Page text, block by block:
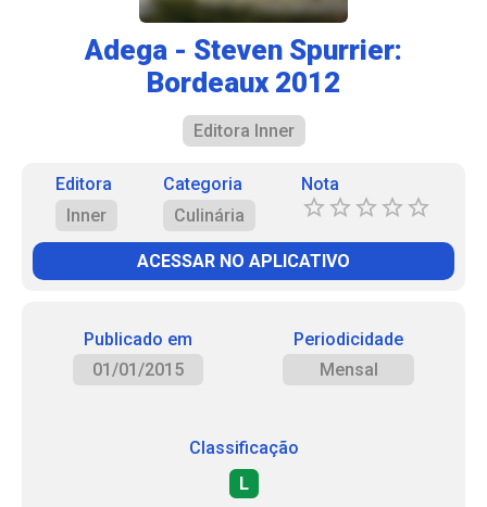
Adega - Steven Spurrier:
Bordeaux 2012
Editora Inner
Editora
Inner
Categoria
Culinária
Nota
ACESSAR NO APLICATIVO
Publicado em
01/01/2015
Periodicidade
Mensal
Classificação
L